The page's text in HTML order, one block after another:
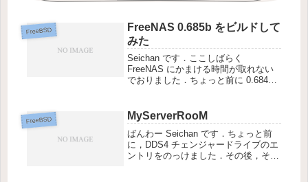
FreeBSD
FreeNAS 0.685b をビルドして
みた
Seichan です．ここしばらく
FreeNAS にかまける時間が取れない
でおりました．ちょっと前に 0.684b
ケールや，ちょっとした修正が反映さ
れています．ただ，ロ...
FreeBSD MyServerRooM
ばんわー Seichan です．ちょっと前
に，DDS4 チェンジャードライブのエ
ントリをのっけました．その後，その